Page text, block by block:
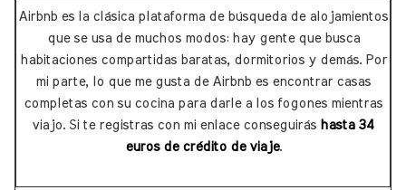
Airbnb es la clásica plataforma de búsqueda de alojamientos
que se usa de muchos modos: hay gente que busca
habitaciones compartidas baratas, dormitorios y demás. Por
mi parte, lo que me gusta de Airbnb es encontrar casas
completas con su cocina para darle a los fogones mientras
viajo. Si te registras con mi enlace conseguirás hasta 34
euros de crédito de viaje.